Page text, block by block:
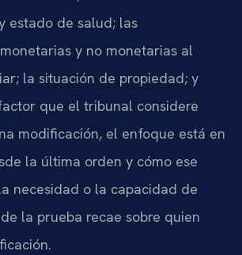
estado de salud; las
y no monetarias al
la situación de propiedad; y
que el tribunal considere
modificación, el enfoque está en
la última orden y cómo ese
necesidad o la capacidad de
la prueba recae sobre quien